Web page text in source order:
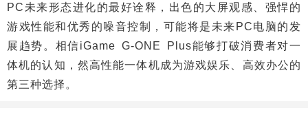
PC未来形态进化的最好诠释，出色的大屏观感、强悍的
游戏性能和优秀的噪音控制，可能将是未来PC电脑的发
展趋势。相信iGame G-ONE Plus能够打破消费者对一
体机的认知，然高性能一体机成为游戏娱乐、高效办公的
第三种选择。